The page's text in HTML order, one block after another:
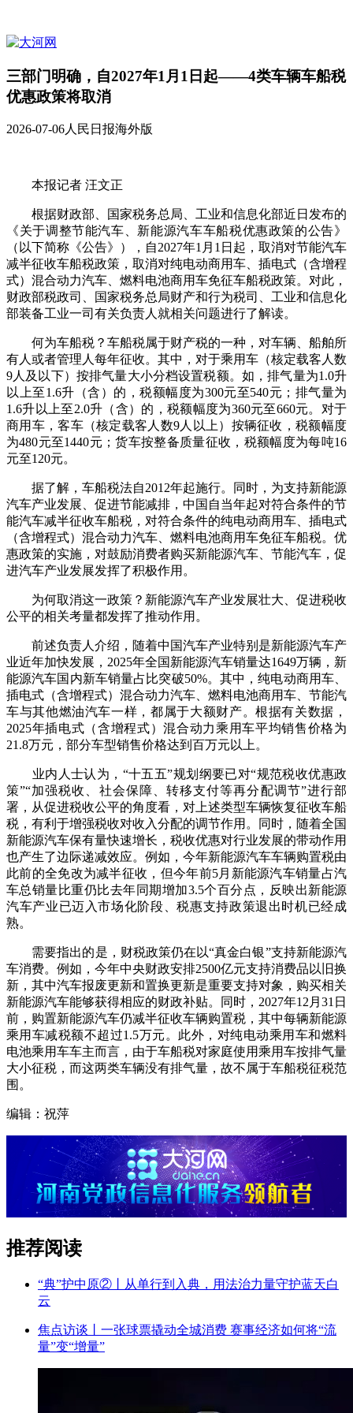
三部门明确，自2027年1月1日起——4类车辆车船税
优惠政策将取消
2026-07-06人民日报海外版
本报记者 汪文正
根据财政部、国家税务总局、工业和信息化部近日发布的
《关于调整节能汽车、新能源汽车车船税优惠政策的公告》
（以下简称《公告》），自2027年1月1日起，取消对节能汽车
减半征收车船税政策，取消对纯电动商用车、插电式（含增程
式）混合动力汽车、燃料电池商用车免征车船税政策。对此，
财政部税政司、国家税务总局财产和行为税司、工业和信息化
部装备工业一司有关负责人就相关问题进行了解读。
何为车船税？车船税属于财产税的一种，对车辆、船舶所
有人或者管理人每年征收。其中，对于乘用车（核定载客人数
9人及以下）按排气量大小分档设置税额。如，排气量为1.0升
以上至1.6升（含）的，税额幅度为300元至540元；排气量为
1.6升以上至2.0升（含）的，税额幅度为360元至660元。对于
商用车，客车（核定载客人数9人以上）按辆征收，税额幅度
为480元至1440元；货车按整备质量征收，税额幅度为每吨16
元至120元。
据了解，车船税法自2012年起施行。同时，为支持新能源
汽车产业发展、促进节能减排，中国自当年起对符合条件的节
能汽车减半征收车船税，对符合条件的纯电动商用车、插电式
（含增程式）混合动力汽车、燃料电池商用车免征车船税。优
惠政策的实施，对鼓励消费者购买新能源汽车、节能汽车，促
进汽车产业发展发挥了积极作用。
为何取消这一政策？新能源汽车产业发展壮大、促进税收
公平的相关考量都发挥了推动作用。
前述负责人介绍，随着中国汽车产业特别是新能源汽车产
业近年加快发展，2025年全国新能源汽车销量达1649万辆，新
能源汽车国内新车销量占比突破50%。其中，纯电动商用车、
插电式（含增程式）混合动力汽车、燃料电池商用车、节能汽
车与其他燃油汽车一样，都属于大额财产。根据有关数据，
2025年插电式（含增程式）混合动力乘用车平均销售价格为
21.8万元，部分车型销售价格达到百万元以上。
业内人士认为，“十五五”规划纲要已对“规范税收优惠政
策”“加强税收、社会保障、转移支付等再分配调节”进行部
署，从促进税收公平的角度看，对上述类型车辆恢复征收车船
税，有利于增强税收对收入分配的调节作用。同时，随着全国
新能源汽车保有量快速增长，税收优惠对行业发展的带动作用
也产生了边际递减效应。例如，今年新能源汽车车辆购置税由
此前的全免改为减半征收，但今年前5月新能源汽车销量占汽
车总销量比重仍比去年同期增加3.5个百分点，反映出新能源
汽车产业已迈入市场化阶段、税惠支持政策退出时机已经成
熟。
需要指出的是，财税政策仍在以“真金白银”支持新能源汽
车消费。例如，今年中央财政安排2500亿元支持消费品以旧换
新，其中汽车报废更新和置换更新是重要支持对象，购买相关
新能源汽车能够获得相应的财政补贴。同时，2027年12月31日
前，购置新能源汽车仍减半征收车辆购置税，其中每辆新能源
乘用车减税额不超过1.5万元。此外，对纯电动乘用车和燃料
电池乘用车车主而言，由于车船税对家庭使用乘用车按排气量
大小征税，而这两类车辆没有排气量，故不属于车船税征税范
围。
编辑：祝萍
推荐阅读
“典”护中原②‌丨从单行到入典，用法治力量守护蓝天白
云
焦点访谈丨一张球票撬动全城消费 赛事经济如何将“流
量”变“增量”